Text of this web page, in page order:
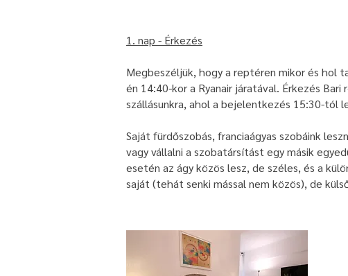
​1. nap - Érkezés
Megbeszéljük, hogy a reptéren mikor és hol
én 14:40-kor a Ryanair járatával. Érkezés
szállásunkra, ahol a bejelentkezés 15:30-tól
Saját fürdőszobás, franciaágyas szobáink
vagy vállalni a szobatársítást egy másik
esetén az ágy közös lesz, de széles, és a
saját (tehát senki mással nem közös), de